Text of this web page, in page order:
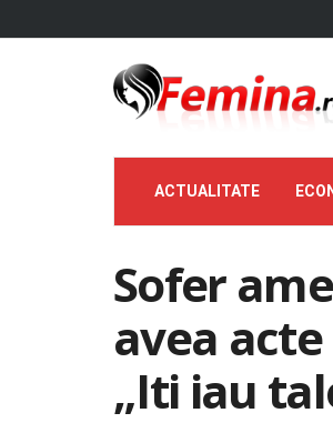
ACTUALITATE
Sofer
avea acte
„Iti iau